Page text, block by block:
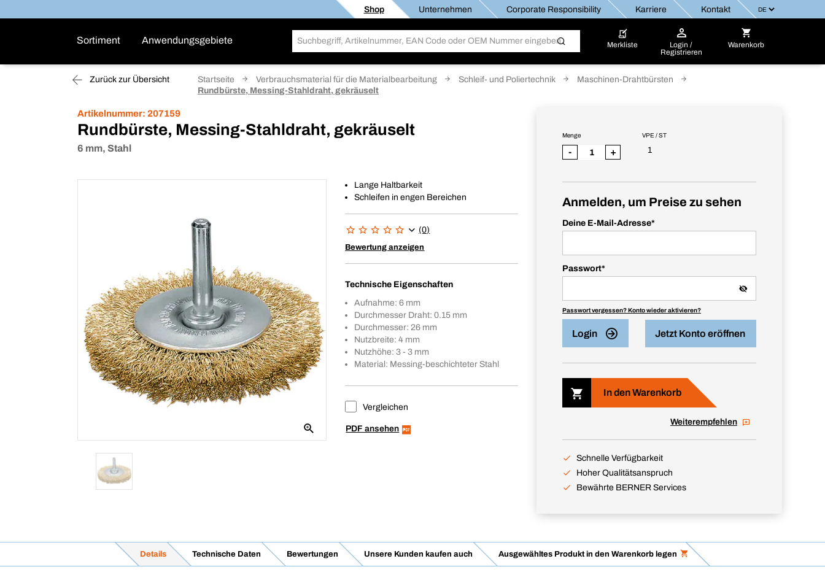
Shop Unternehmen Corporate Responsibility Karriere Kontakt
Sortiment Anwendungsgebiete Merkliste
Login /
Registrieren
Warenkorb
Zurück zur Übersicht Startseite Verbrauchsmaterial für die Materialbearbeitung Schleif- und Poliertechnik
Maschinen-Drahtbürsten
Rundbürste, Messing-Stahldraht, gekräuselt
Artikelnummer: 207159
Rundbürste, Messing-Stahldraht, gekräuselt
6 mm, Stahl
Lange Haltbarkeit
Schleifen in engen Bereichen
(0)
Bewertung anzeigen
Technische Eigenschaften
Aufnahme: 6 mm
Durchmesser Draht: 0.15 mm
Durchmesser: 26 mm
Nutzbreite: 4 mm
Nutzhöhe: 3 - 3 mm
Material: Messing-beschichteter Stahl
Vergleichen
PDF ansehen
VPE / ST
1
Menge
- +
Anmelden, um Preise zu sehen
Deine E-Mail-Adresse*
Passwort*
Passwort vergessen? Konto wieder aktivieren?
Login Jetzt Konto eröffnen
In den Warenkorb
Weiterempfehlen
Schnelle Verfügbarkeit
Hoher Qualitätsanspruch
Bewährte BERNER Services
Details Technische Daten Bewertungen Unsere Kunden kaufen auch Ausgewähltes Produkt in den Warenkorb legen